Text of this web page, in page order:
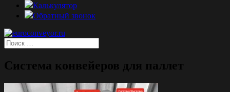
Калькулятор
Обратный звонок
Система конвейеров для паллет